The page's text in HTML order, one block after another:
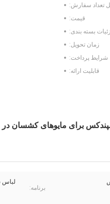
تعداد سفارش:
قیمت:
بسته بندی:
زمان تحویل:
شرایط پرداخت:
قابلیت ارائه:
برنامه: